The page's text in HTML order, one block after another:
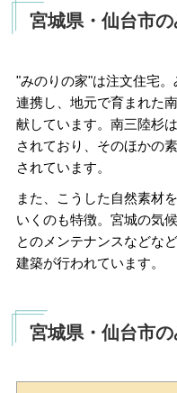
宮城県・仙台市
"みのりの家"は注文住宅
連携し、地元で育まれた
献しています。南三陸杉
されており、そのほかの
されています。
また、こうした自然素材
いくのも特徴。宮城の気
とのメンテナンスなどな
建築が行われています。
宮城県・仙台市